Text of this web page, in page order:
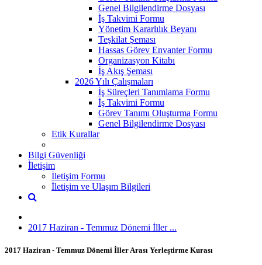
Genel Bilgilendirme Dosyası
İş Takvimi Formu
Yönetim Kararlılık Beyanı
Teşkilat Şeması
Hassas Görev Envanter Formu
Organizasyon Kitabı
İş Akış Şeması
2026 Yılı Çalışmaları
İş Süreçleri Tanımlama Formu
İş Takvimi Formu
Görev Tanımı Oluşturma Formu
Genel Bilgilendirme Dosyası
Etik Kurallar
Bilgi Güvenliği
İletişim
İletişim Formu
İletişim ve Ulaşım Bilgileri
2017 Haziran - Temmuz Dönemi İller ...
2017 Haziran - Temmuz Dönemi İller Arası Yerleştirme Kurası